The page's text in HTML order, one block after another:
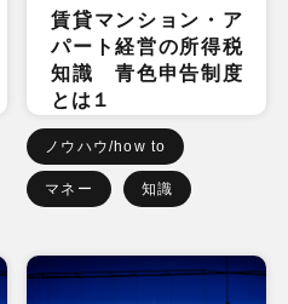
賃貸マンション・ア
パート経営の所得税
知識 青色申告制度
とは１
ノウハウ/how to
マネー 知識